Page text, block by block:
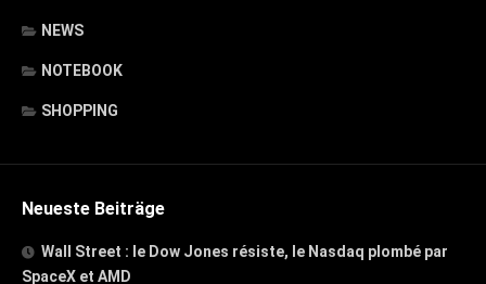
NEWS
NOTEBOOK
SHOPPING
Neueste Beiträge
Wall Street : le Dow Jones résiste, le Nasdaq plombé par
SpaceX et AMD